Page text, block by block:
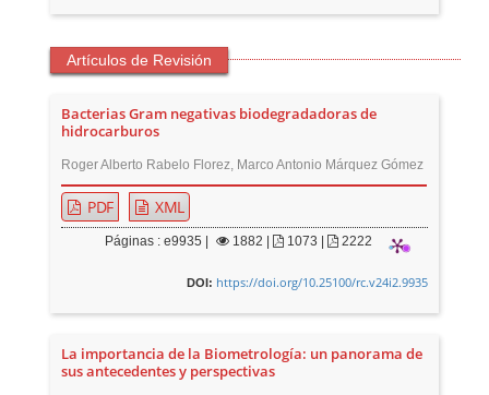
Artículos de Revisión
Bacterias Gram negativas biodegradadoras de
hidrocarburos
Roger Alberto Rabelo Florez, Marco Antonio Márquez Gómez
PDF XML
Páginas : e9935 | 1882 1073 | 2222
DOI: https://doi.org/10.25100/rc.v24i2.9935
La importancia de la Biometrología: un panorama de
sus antecedentes y perspectivas